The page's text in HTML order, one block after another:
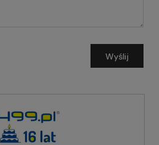
Wyślij